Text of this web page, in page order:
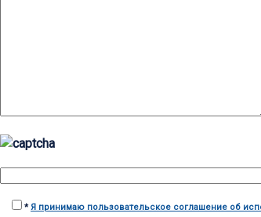
*Я принимаю пользовательское соглашение об